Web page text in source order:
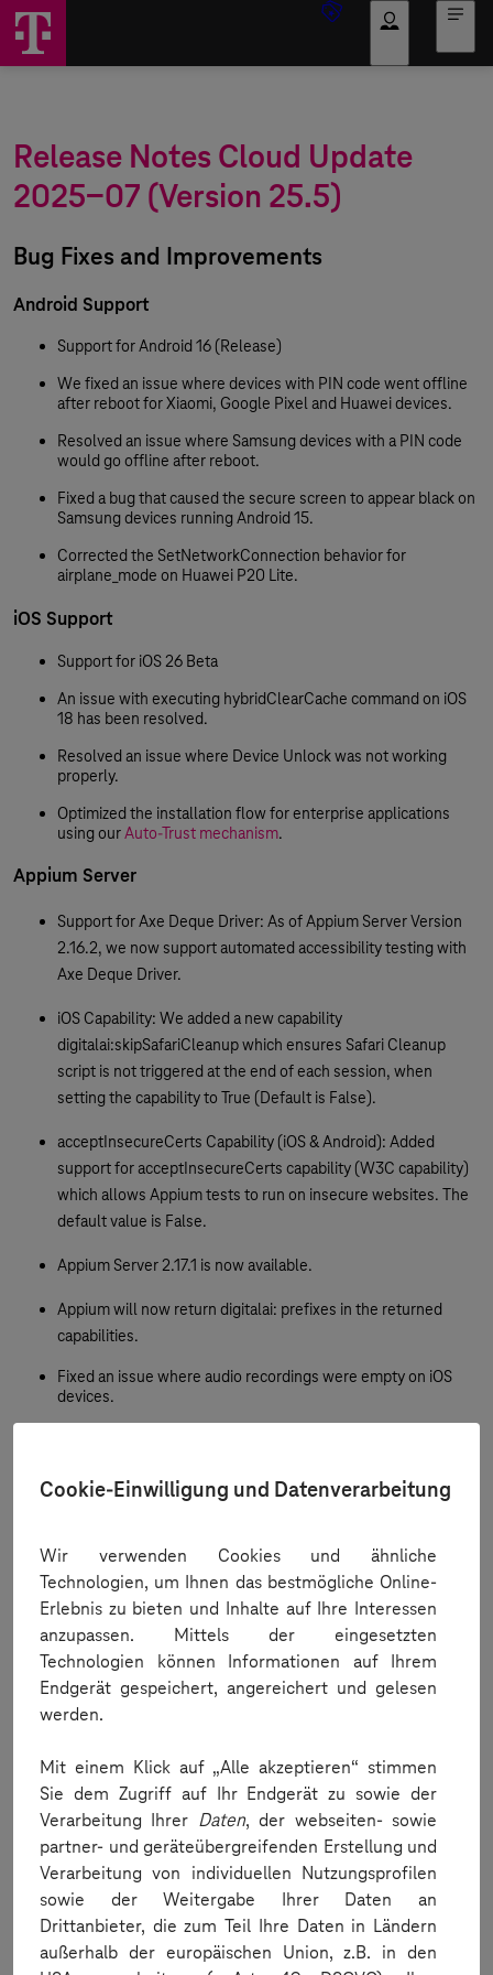
Release Notes Cloud Update
2025-07 (Version 25.5)
Bug Fixes and Improvements
Android Support
Support for Android 16 (Release)
We fixed an issue where devices with PIN code went offline
after reboot for Xiaomi, Google Pixel and Huawei devices.
Resolved an issue where Samsung devices with a PIN code
would go offline after reboot.
Fixed a bug that caused the secure screen to appear black on
Samsung devices running Android 15.
Corrected the SetNetworkConnection behavior for
airplane_mode on Huawei P20 Lite.
iOS Support
Support for iOS 26 Beta
An issue with executing hybridClearCache command on iOS
18 has been resolved.
Resolved an issue where Device Unlock was not working
properly.
Optimized the installation flow for enterprise applications
using ourAuto-Trust mechanism.
Appium Server
Support for Axe Deque Driver: As of Appium Server Version
2.16.2, we now support automated accessibility testing with
Axe Deque Driver.
iOS Capability: We added a new capability
digitalai:skipSafariCleanup which ensures Safari Cleanup
script is not triggered at the end of each session, when
setting the capability to True (Default is False).
acceptInsecureCerts Capability (iOS & Android): Added
support for acceptInsecureCerts capability (W3C capability)
which allows Appium tests to run on insecure websites. The
default value is False.
Appium Server 2.17.1 is now available.
Appium will now return digitalai: prefixes in the returned
capabilities.
Fixed an issue where audio recordings were empty on iOS
devices.
command);).
Reporter
Fixed an issue where clicking on a Report URL redirected to
the Reporter Dashboard instead of staying on the Reports
page.
Reporter.
Resolved an issue causing an uninformative error after
android instrumentation failures.
In some instances where testName capability is empty, the
name on the generated report appeared incorrectly, which
has now been resolved.
Cookie-Einwilligung und Datenverarbeitung
Wir verwenden Cookies und ähnliche
Technologien, um Ihnen das bestmögliche Online-
Erlebnis zu bieten und Inhalte auf Ihre Interessen
anzupassen. Mittels der eingesetzten
Technologien können Informationen auf Ihrem
Endgerät gespeichert, angereichert und gelesen
werden.
Mit einem Klick auf „Alle akzeptieren“ stimmen
Sie dem Zugriff auf Ihr Endgerät zu sowie der
Verarbeitung Ihrer Daten, der webseiten- sowie
partner- und geräteübergreifenden Erstellung und
Verarbeitung von individuellen Nutzungsprofilen
sowie der Weitergabe Ihrer Daten an
Drittanbieter, die zum Teil Ihre Daten in Ländern
außerhalb der europäischen Union, z.B. in den